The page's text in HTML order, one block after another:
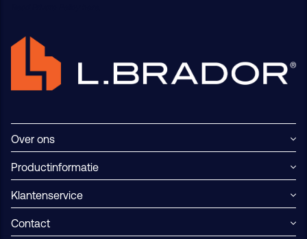
Over ons
Productinformatie
Klantenservice
Contact